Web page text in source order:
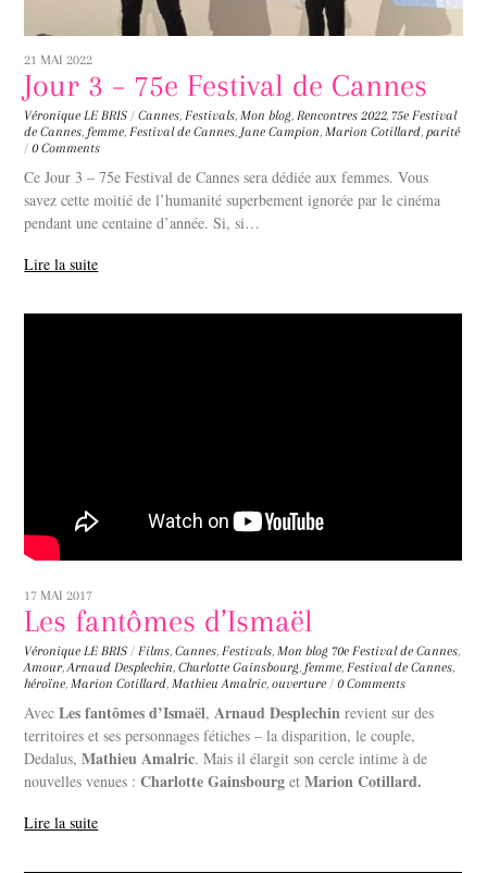
21 MAI 2022
Jour 3 – 75e Festival de Cannes
Véronique LE BRIS / Cannes,Festivals,Mon blog,Rencontres 2022,75e Festival
de Cannes, femme,Festival de Cannes, Jane Campion,Marion Cotillard,parité
/ 0 Comments
Ce Jour 3 – 75e Festival de Cannes sera dédiée aux femmes. Vous
savez cette moitié de l’humanité superbement ignorée par le cinéma
pendant une centaine d’année. Si, si…
Lire la suite
17 MAI 2017
Les fantômes d’Ismaël
Véronique LE BRIS / Films,Cannes,Festivals,Mon blog 70e Festival de Cannes,
Amour,Arnaud Desplechin,Charlotte Gainsbourg, femme,Festival de Cannes,
héroïne,Marion Cotillard,Mathieu Amalric,ouverture / 0 Comments
AvecLes fantômes d’Ismaël,Arnaud Desplechin revient sur des
territoires et ses personnages fétiches – la disparition, le couple,
Dedalus,Mathieu Amalric. Mais il élargit son cercle intime à de
nouvelles venues :Charlotte Gainsbourg etMarion Cotillard.
Lire la suite